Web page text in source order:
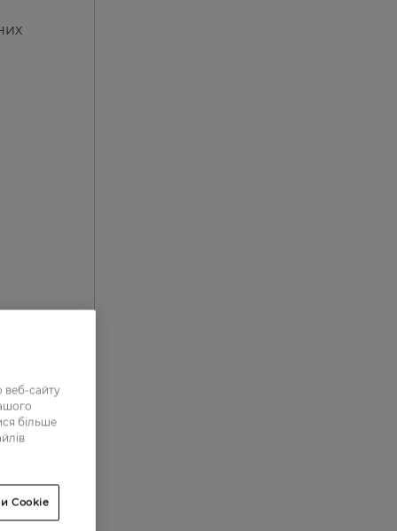
сайту
більше
Cookie